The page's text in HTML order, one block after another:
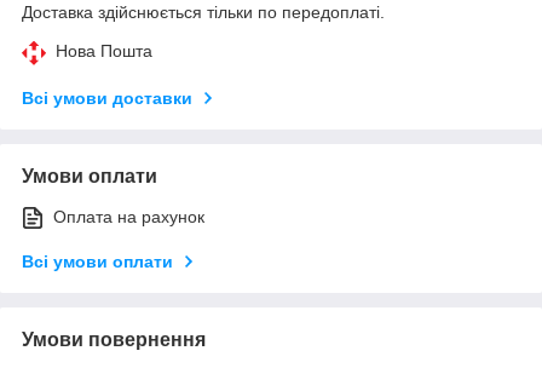
Доставка здійснюється тільки по передоплаті.
Нова Пошта
Всі умови доставки
Умови оплати
Оплата на рахунок
Всі умови оплати
Умови повернення